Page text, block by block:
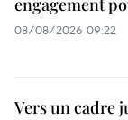
engagement
08/08/2026 09:22
Vers un cadre